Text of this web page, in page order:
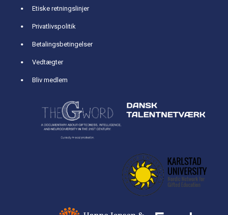
Etiske retningslinjer
Privatlivspolitik
Betalingsbetingelser
Vedtægter
Bliv medlem